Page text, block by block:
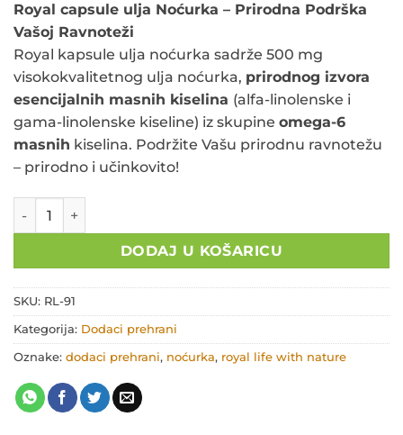
Royal capsule ulja Noćurka – Prirodna Podrška
Vašoj Ravnoteži
Royal kapsule ulja noćurka sadrže 500 mg
visokokvalitetnog ulja noćurka, prirodnog izvora
esencijalnih masnih kiselina (alfa-linolenske i
gama-linolenske kiseline) iz skupine omega-6
masnih kiselina. Podržite Vašu prirodnu ravnotežu
– prirodno i učinkovito!
Royal kapsule noćurka RL-91 količina
DODAJ U KOŠARICU
SKU: RL-91
Kategorija: Dodaci prehrani
Oznake: dodaci prehrani, noćurka, royal life with nature